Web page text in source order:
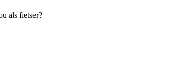
als fietser?